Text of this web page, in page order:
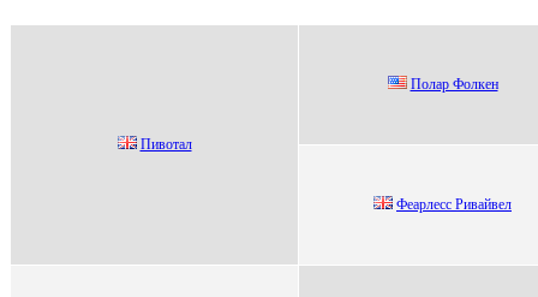
Пивoтaл
Полаp Фолкeн
Феаpлеcc Ривайвел